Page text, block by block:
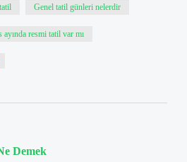
Genel tatil günleri nelerdir
ayında resmi tatil var mı
Demek